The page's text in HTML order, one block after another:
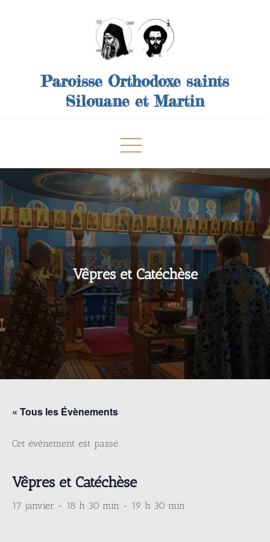
Paroisse Orthodoxe saints
Silouane et Martin
Vêpres et Catéchèse
« Tous les Évènements
Cet évènement est passé.
Vêpres et Catéchèse
17 janvier - 18 h 30 min - 19 h 30 min